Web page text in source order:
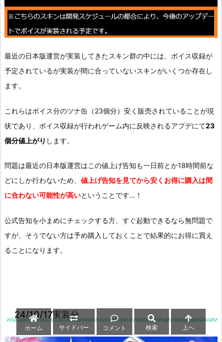
最近の日本版運営が実装してきたスキン群の中には、ボイス収録が
予定されているが実装が間に合っていないスキンがいくつか存在し
ます。
これらはボイス分のツナ缶（23個分）安く販売されていることが現
状であり、ボイス収録が行われゲーム内に反映されるアプデにて23
個分値上がり します。
問題は最近の日本版運営はこの値上げ告知も一日前とか18時間前な
どにしか行わないため、 値上げ告知を見てから安くお得に購入は間
に合わない可能性が高いということです…！
公式告知を小まめにチェックする方、すぐ起動できるなら無問題で
すが、そうでない方は予め購入しておくことで結果的にお得に買え
ることになります。
24/10/17実装分
ホーム サイドバー コメント 検索 上へ